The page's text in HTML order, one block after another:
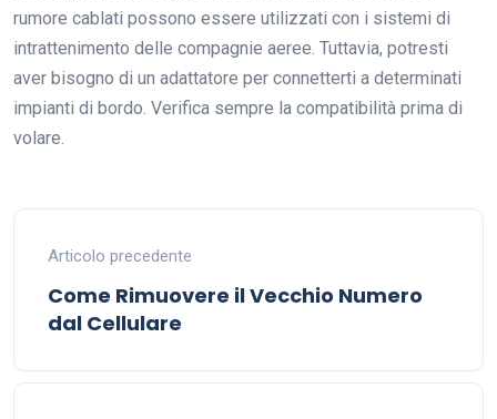
rumore cablati possono essere utilizzati con i sistemi di
intrattenimento delle compagnie aeree. Tuttavia, potresti
aver bisogno di un adattatore per connetterti a determinati
impianti di bordo. Verifica sempre la compatibilità prima di
volare.
Articolo precedente
Come Rimuovere il Vecchio Numero
dal Cellulare